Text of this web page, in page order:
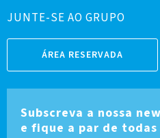
JUNTE-SE AO GRUPO
ÁREA RESERVADA
Subscreva a nossa
e fique a par de